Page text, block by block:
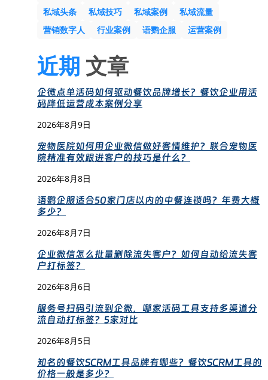
私域头条
私域技巧 私域案例
私域流量
营销数字人
行业案例 语鹦企服 运营案例
近期 文章
企微点单活码如何驱动餐饮品牌增长？餐饮企业用活
码降低运营成本案例分享
2026年8月9日
宠物医院如何用企业微信做好客情维护？联合宠物医
院精准有效跟进客户的技巧是什么？
2026年8月8日
语鹦企服适合50家门店以内的中餐连锁吗？年费大概
多少？
2026年8月7日
企业微信怎么批量删除流失客户？如何自动给流失客
户打标签？
2026年8月6日
服务号扫码引流到企微，哪家活码工具支持多渠道分
流自动打标签？5家对比
2026年8月5日
知名的餐饮SCRM工具品牌有哪些？餐饮SCRM工具的
价格一般是多少？